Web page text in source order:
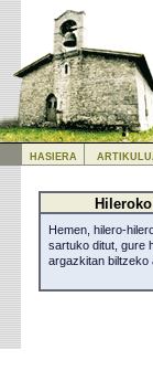
Hemen, hilero-
sartuko ditut, gure
argazkitan biltzeko
hasiera